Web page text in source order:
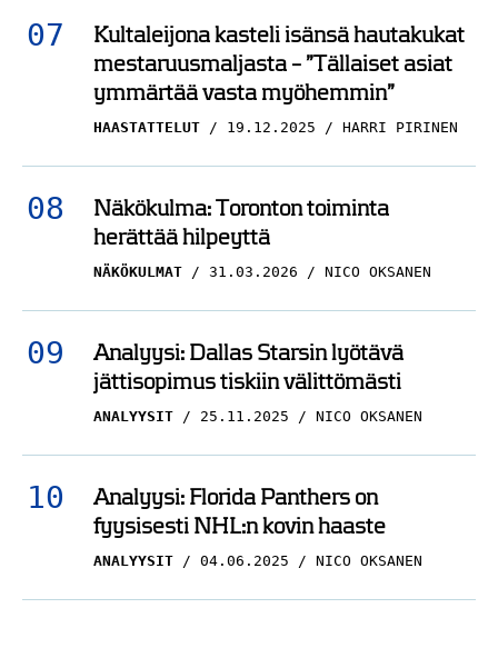
Kultaleijona kasteli isänsä hautakukat
mestaruusmaljasta – ”Tällaiset asiat
ymmärtää vasta myöhemmin”
HAASTATTELUT 19.12.2025 HARRI PIRINEN
Näkökulma: Toronton toiminta
herättää hilpeyttä
NÄKÖKULMAT 31.03.2026 NICO OKSANEN
Analyysi: Dallas Starsin lyötävä
jättisopimus tiskiin välittömästi
ANALYYSIT 25.11.2025 NICO OKSANEN
Analyysi: Florida Panthers on
fyysisesti NHL:n kovin haaste
ANALYYSIT 04.06.2025 NICO OKSANEN